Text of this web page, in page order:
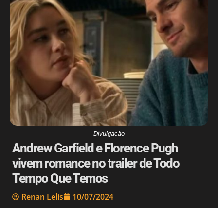
Divulgação
Andrew Garfield e Florence Pugh
vivem romance no trailer de Todo
Tempo Que Temos
Renan Lelis 10/07/2024